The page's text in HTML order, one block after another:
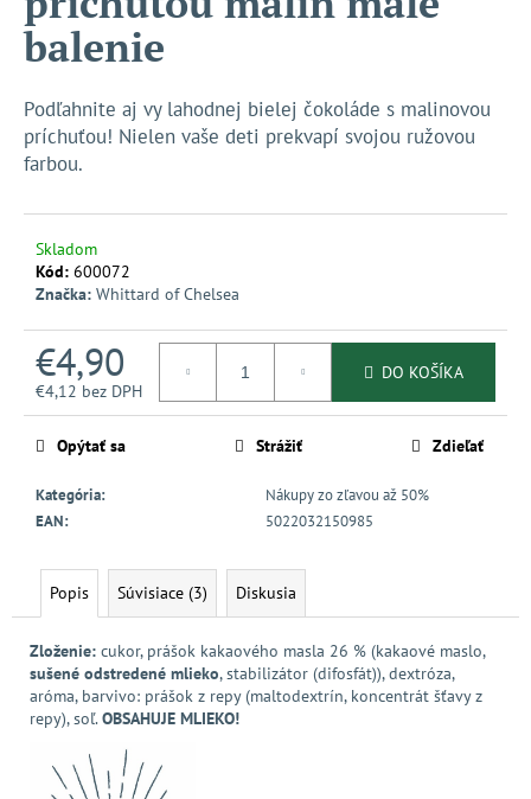
5
hviezdičiek.
balenie
Podľahnite aj vy lahodnej bielej čokoláde s malinovou
príchuťou! Nielen vaše deti prekvapí svojou ružovou
farbou.
Skladom
Kód: 600072
Značka: Whittard of Chelsea
€4,90
€4,12 bez DPH
Jednotková
DO KOŠÍKA
Kategória:
Nákupy zo zľavou až 50%
EAN: 5022032150985
Opýtať sa Strážiť Zdieľať
Popis Súvisiace (3) Diskusia
Zloženie: cukor, prášok kakaového masla 26 % (kakaové maslo,
sušené odstredené mlieko, stabilizátor (difosfát)), dextróza,
aróma, barvivo: prášok z repy (maltodextrín, koncentrát šťavy z
repy), soľ.OBSAHUJE MLIEKO!
a
m